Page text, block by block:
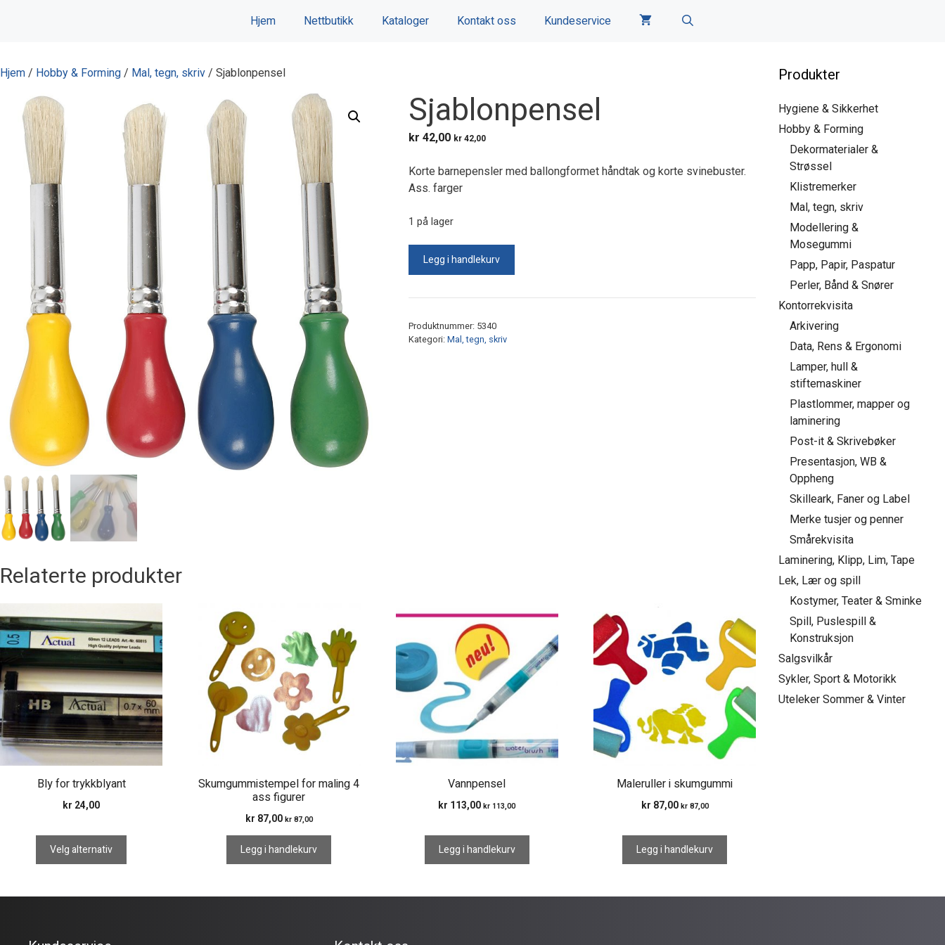
Hjem Nettbutikk Kataloger Kontakt oss Kundeservice
Hjem / Hobby & Forming / Mal, tegn, skriv / Sjablonpensel
Sjablonpensel
kr 42,00 kr42,00
Korte barnepensler med ballongformet håndtak og korte svinebuster.
Ass. farger
1 på lager
Sjablonpensel
Legg i handlekurv
Produktnummer: 5340
Kategori: Mal, tegn, skriv
Relaterte produkter
Bly for trykkblyant
kr 24,00
Velg alternativ
produktet
har
varianter.
Alternativene
kan
velges
på
produktsiden
Skumgummistempel for maling 4
ass figurer
kr 87,00 kr87,00
Legg i handlekurv
Vannpensel
kr 113,00 kr 113,00
Legg i handlekurv
Maleruller i skumgummi
kr 87,00 kr87,00
Legg i handlekurv
Produkter
Hygiene & Sikkerhet
Hobby & Forming
Dekormaterialer &
Strøssel
Klistremerker
Mal, tegn, skriv
Modellering &
Mosegummi
Papp, Papir, Paspatur
Perler, Bånd & Snører
Kontorrekvisita
Arkivering
Data, Rens & Ergonomi
Lamper, hull &
stiftemaskiner
Plastlommer, mapper og
laminering
Post-it & Skrivebøker
Presentasjon, WB &
Oppheng
Skilleark, Faner og Label
Merke tusjer og penner
Smårekvisita
Laminering, Klipp, Lim, Tape
Lek, Lær og spill
Kostymer, Teater & Sminke
Spill, Puslespill &
Konstruksjon
Salgsvilkår
Sykler, Sport & Motorikk
Uteleker Sommer & Vinter